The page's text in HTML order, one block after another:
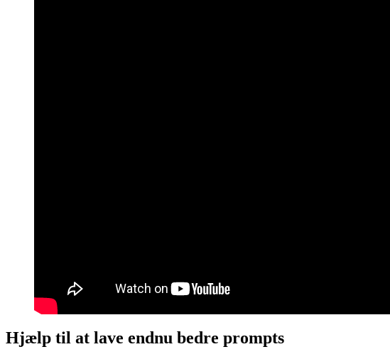
Hjælp til at lave endnu bedre prompts